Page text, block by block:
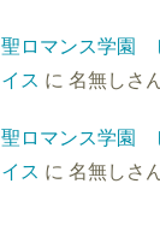
聖ロマンス学園
イス に 名無しさ
聖ロマンス学園
イス に 名無しさ